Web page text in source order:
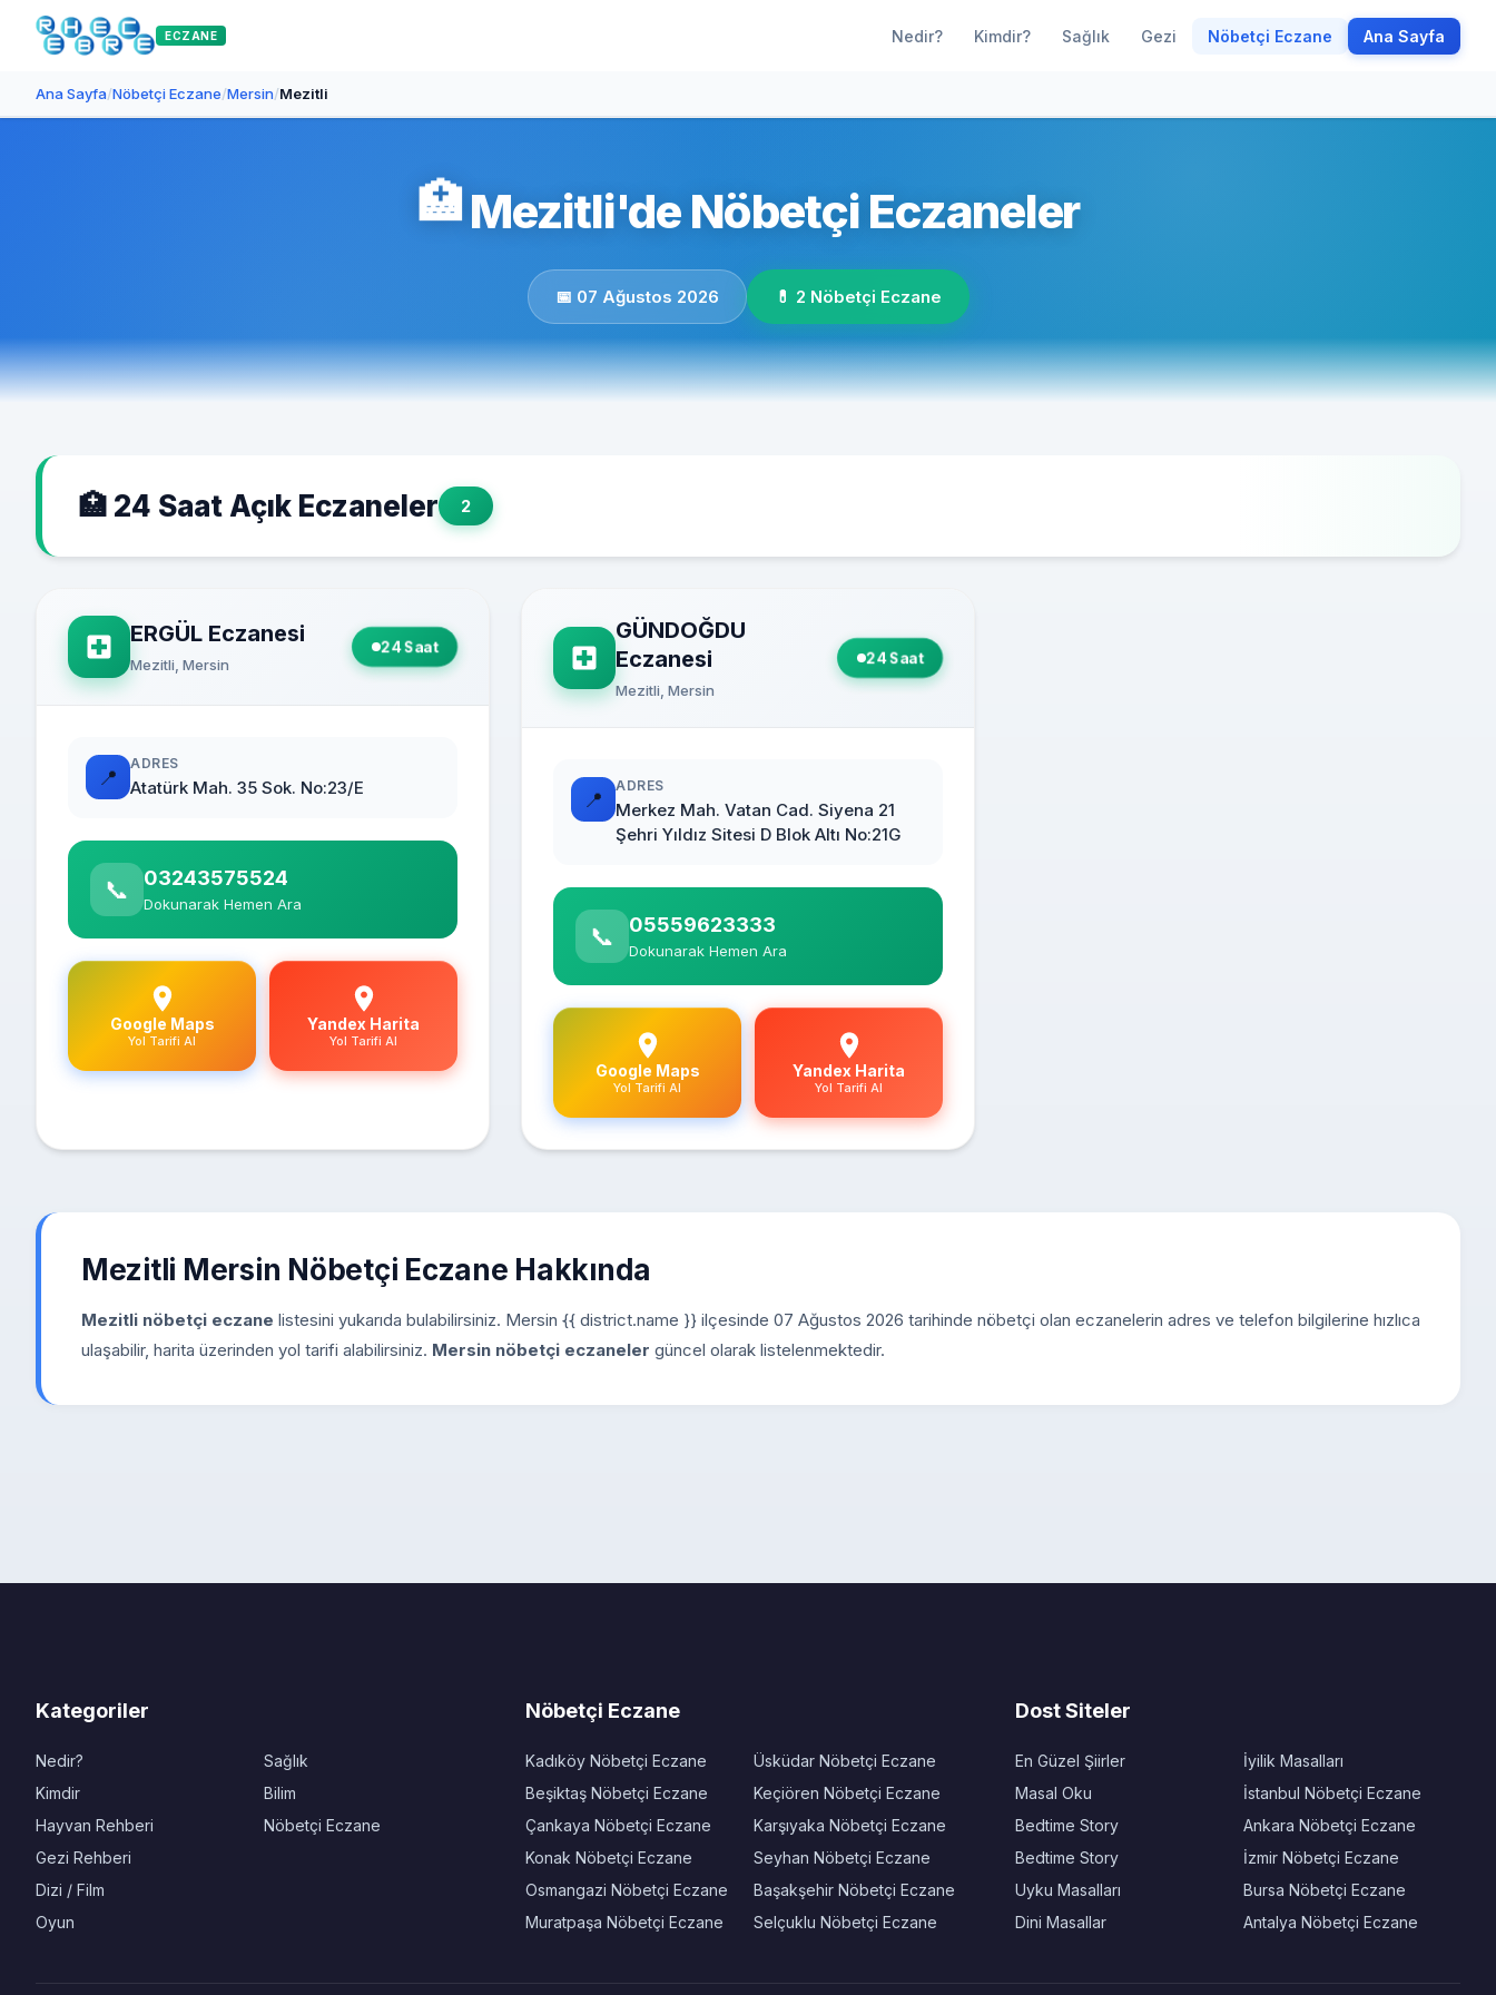
ECZANE Nedir? Kimdir? Sağlık Gezi Nöbetçi Eczane Ana Sayfa
Ana Sayfa/Nöbetçi Eczane/Mersin/Mezitli
🏥Mezitli'de Nöbetçi Eczaneler
📅 07 Ağustos 2026 💊 2 Nöbetçi Eczane
🏥 24 Saat Açık Eczaneler 2
ERGÜL Eczanesi
Mezitli, Mersin
24 Saat
📍
ADRES
Atatürk Mah. 35 Sok. No:23/E
📞 03243575524
Dokunarak Hemen Ara
Google Maps
Yol Tarifi Al
Yandex Harita
Yol Tarifi Al
GÜNDOĞDU
Eczanesi
Mezitli, Mersin
24 Saat
📍
ADRES
Merkez Mah. Vatan Cad. Siyena 21
Şehri Yıldız Sitesi D Blok Altı No:21G
📞 05559623333
Dokunarak Hemen Ara
Google Maps
Yol Tarifi Al
Yandex Harita
Yol Tarifi Al
Mezitli Mersin Nöbetçi Eczane Hakkında
Mezitli nöbetçi eczane listesini yukarıda bulabilirsiniz. Mersin {{ district.name }} ilçesinde 07 Ağustos 2026 tarihinde nöbetçi olan eczanelerin adres ve telefon bilgilerine hızlıca
ulaşabilir, harita üzerinden yol tarifi alabilirsiniz. Mersin nöbetçi eczaneler güncel olarak listelenmektedir.
Kategoriler
Nedir?
Kimdir
Hayvan Rehberi
Gezi Rehberi
Dizi / Film
Oyun
Sağlık
Bilim
Nöbetçi Eczane
Nöbetçi Eczane
Kadıköy Nöbetçi Eczane
Beşiktaş Nöbetçi Eczane
Çankaya Nöbetçi Eczane
Konak Nöbetçi Eczane
Osmangazi Nöbetçi Eczane
Muratpaşa Nöbetçi Eczane
Üsküdar Nöbetçi Eczane
Keçiören Nöbetçi Eczane
Karşıyaka Nöbetçi Eczane
Seyhan Nöbetçi Eczane
Başakşehir Nöbetçi Eczane
Selçuklu Nöbetçi Eczane
Dost Siteler
En Güzel Şiirler
Masal Oku
Bedtime Story
Bedtime Story
Uyku Masalları
Dini Masallar
İyilik Masalları
İstanbul Nöbetçi Eczane
Ankara Nöbetçi Eczane
İzmir Nöbetçi Eczane
Bursa Nöbetçi Eczane
Antalya Nöbetçi Eczane